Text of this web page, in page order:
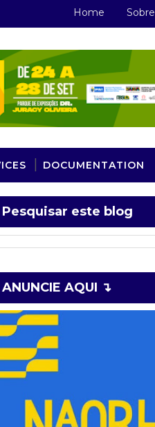
Home Sobre
DOCUMENTATION
Pesquisar este blog
ANUNCIE AQUI ↴